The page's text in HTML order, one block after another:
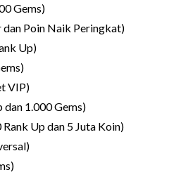
Gems)
dan Poin Naik Peringkat)
Up)
VIP)
1.000 Gems)
Up dan 5 Juta Koin)